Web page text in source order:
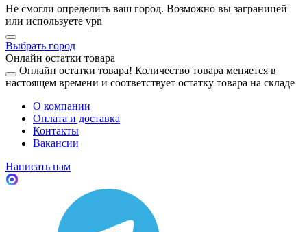
Не смогли определить ваш город. Возможно вы заграницей
или используете vpn
Выбрать город
Онлайн остатки товара
Онлайн остатки товара! Количество товара меняется в
настоящем времени и соответствует остатку товара на складе
О компании
Оплата и доставка
Контакты
Вакансии
Написать нам